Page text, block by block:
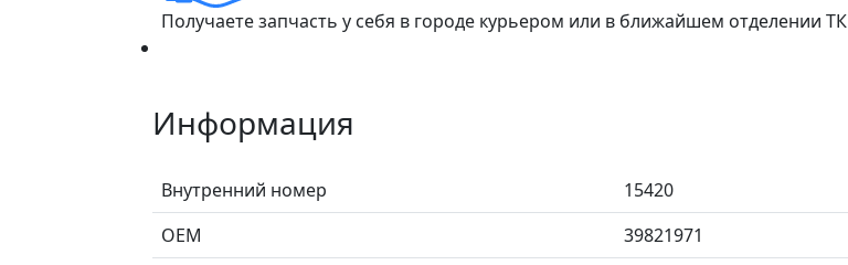
Получаете запчасть у себя в городе курьером или в ближайшем отделении ТК
Информация
Внутренний номер
15420
ОЕМ
39821971